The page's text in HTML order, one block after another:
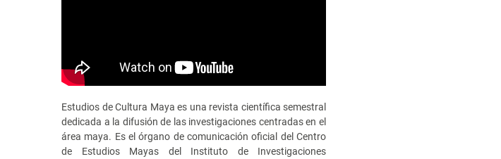
Estudios de Cultura Maya es una revista científica semestral
dedicada a la difusión de las investigaciones centradas en el
área maya. Es el órgano de comunicación oficial del Centro
de Estudios Mayas del Instituto de Investigaciones